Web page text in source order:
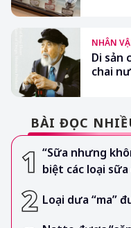
NHÂN
Di sản
chai
BÀI ĐỌC
“Sữa nhưng
biệt các loại
Loại dưa “ma”